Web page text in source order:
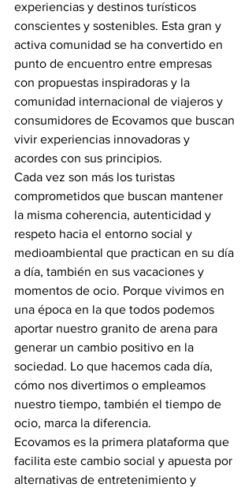
experiencias y destinos turísticos
conscientes y sostenibles. Esta gran y
activa comunidad se ha convertido en
punto de encuentro entre empresas
con propuestas inspiradoras y la
comunidad internacional de viajeros y
consumidores de Ecovamos que buscan
vivir experiencias innovadoras y
acordes con sus principios.
Cada vez son más los turistas
comprometidos que buscan mantener
la misma coherencia, autenticidad y
respeto hacia el entorno social y
medioambiental que practican en su día
a día, también en sus vacaciones y
momentos de ocio. Porque vivimos en
una época en la que todos podemos
aportar nuestro granito de arena para
generar un cambio positivo en la
sociedad. Lo que hacemos cada día,
cómo nos divertimos o empleamos
nuestro tiempo, también el tiempo de
ocio, marca la diferencia.
Ecovamos es la primera plataforma que
facilita este cambio social y apuesta por
alternativas de entretenimiento y